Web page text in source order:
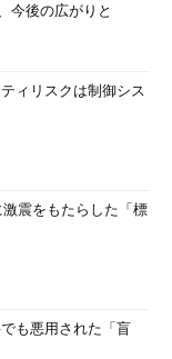
今後の広がりと
ィリスクは制御シス
震をもたらした「標
も悪用された「盲